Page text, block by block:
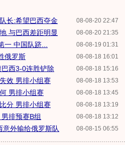
08-08-20 22:47
长:希望巴西夺金
08-08-20 21:35
与巴西差距明显
08-08-19 01:31
中国队跻...
08-08-18 16:01
俄罗斯
08-08-18 15:16
西3-0连胜铲除
08-08-18 13:53
效 男排小组赛
08-08-18 13:45
男排小组赛
08-08-18 13:19
分 男排小组赛
08-08-18 13:12
排预赛B组
08-08-15 06:55
外输给俄罗斯队